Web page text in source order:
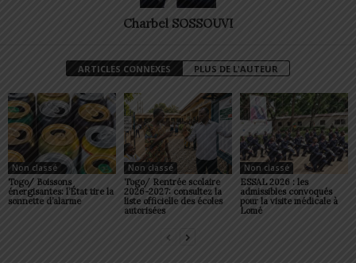
Charbel SOSSOUVI
ARTICLES CONNEXES PLUS DE L'AUTEUR
Non classé
Togo/ Boissons
énergisantes: l’État tire la
sonnette d’alarme
Non classé
Togo/ Rentrée scolaire
2026-2027: consultez la
liste officielle des écoles
autorisées
Non classé
ESSAL 2026 : les
admissibles convoqués
pour la visite médicale à
Lomé